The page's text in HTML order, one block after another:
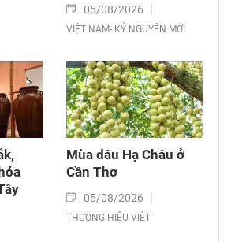
05/08/2026
VIỆT NAM- KỶ NGUYÊN MỚI
Mùa dâu Hạ Châu ở
Cần Thơ
05/08/2026
THƯƠNG HIỆU VIỆT